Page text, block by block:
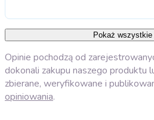
Pokaż wszystkie
Opinie pochodzą od
dokonali zakupu naszego produktu
zbierane, weryfikowane i
opiniowania.